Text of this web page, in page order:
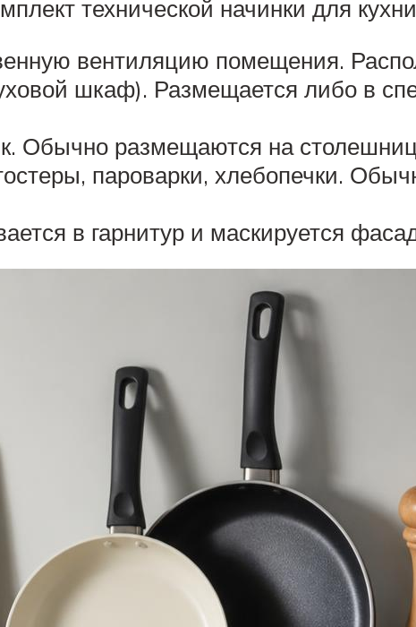
технической начинки для
вентиляцию помещения.
шкаф). Размещается либо в
Обычно размещаются на
пароварки, хлебопечки.
в гарнитур и маскируется